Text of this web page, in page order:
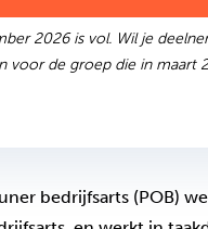
2026 is vol. Wil je
voor de groep die in maart
bedrijfsarts (POB)